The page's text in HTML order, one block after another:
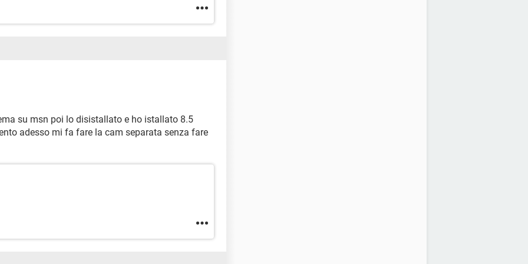
su msn poi lo disistallato e ho istallato 8.5
adesso mi fa fare la cam separata senza fare